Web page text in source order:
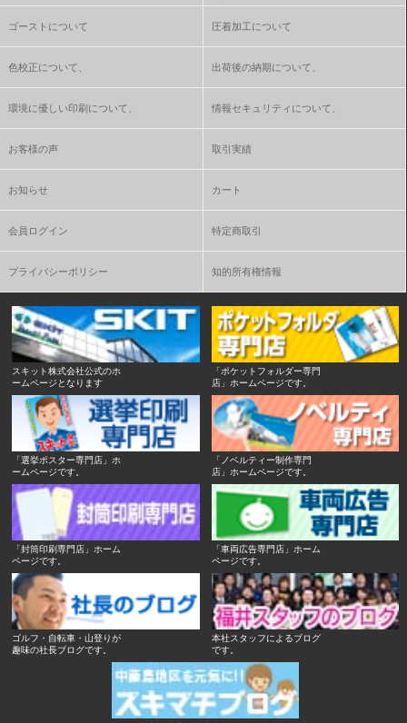
ゴーストについて 圧着加工について
色校正について、 出荷後の納期について、
環境に優しい印刷について、 情報セキュリティについて、
お客様の声 取引実績
お知らせ カート
会員ログイン 特定商取引
プライバシーポリシー 知的所有権情報
スキット株式会社公式のホ
ームページとなります
「ポケットフォルダー専門
店」ホームページです。
「選挙ポスター専門店」ホ
ームページです。
「ノベルティー制作専門
店」ホームページです。
「封筒印刷専門店」ホーム
ページです。
「車両広告専門店」ホーム
ページです。
ゴルフ・自転車・山登りが
趣味の社長ブログです。
本社スタッフによるブログ
です。